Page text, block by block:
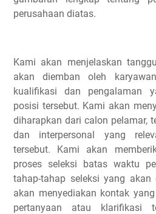
perusahaan diatas.
Kami akan menjelaskan
akan diemban oleh
kualifikasi dan pengalaman
posisi tersebut. Kami akan
diharapkan dari calon pelamar,
dan interpersonal yang
tersebut. Kami akan
proses seleksi batas waktu
tahap-tahap seleksi yang
akan menyediakan kontak
pertanyaan atau klarifikasi